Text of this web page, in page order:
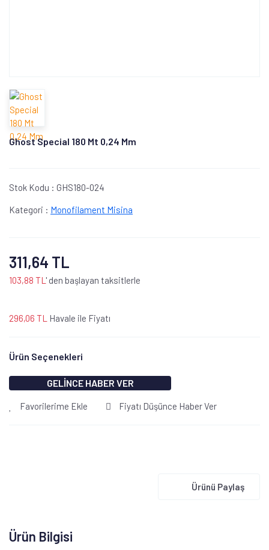
Ghost Special 180 Mt 0,24 Mm
Stok Kodu : GHS180-024
Kategori : Monofilament Misina
311,64 TL
103,88 TL ' den başlayan taksitlerle
296,06 TL Havale ile Fiyatı
Ürün Seçenekleri
GELİNCE HABER VER
Favorilerime Ekle Fiyatı Düşünce Haber Ver
Ürünü Paylaş
Ürün Bilgisi